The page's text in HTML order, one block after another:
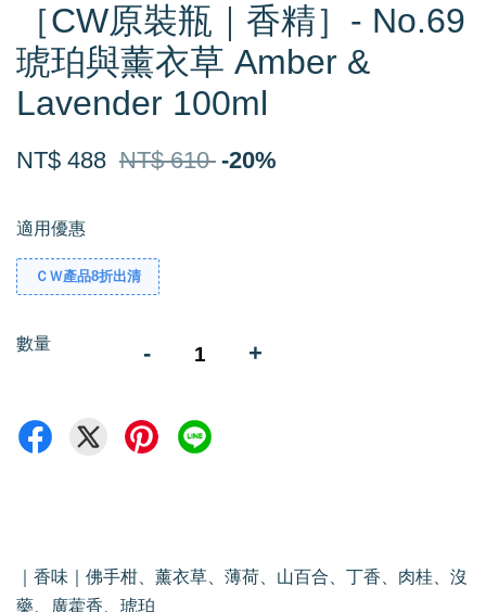
［CW原裝瓶｜香精］- No.69
琥珀與薰衣草 Amber &
Lavender 100ml
NT$ 488 NT$ 610 -20%
適用優惠
ＣＷ產品8折出清
數量 - +
｜香味｜佛手柑、薰衣草、薄荷、山百合、丁香、肉桂、沒
藥、廣藿香、琥珀